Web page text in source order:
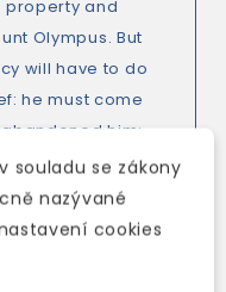
property and
Olympus. But
will have to do
he must come
him;
which warns him
a
the gods
souladu se zákony
nazývané
cookies